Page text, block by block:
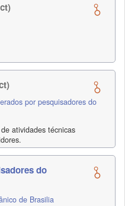
por pesquisadores do
atividades técnicas
do
de Brasilia